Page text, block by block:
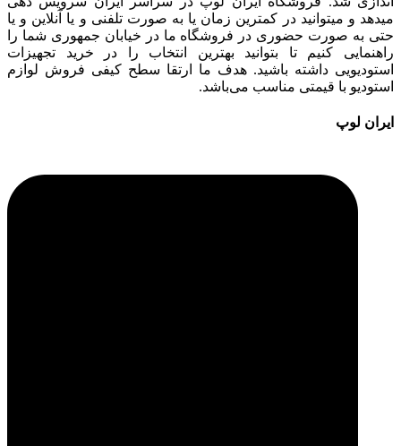
میدهد و میتوانید در کمترین زمان یا به صورت تلفنی و یا آنلاین و یا
حتی به صورت حضوری در فروشگاه ما در خیابان جمهوری شما را
راهنمایی کنیم تا بتوانید بهترین انتخاب را در خرید تجهیزات
استودیویی داشته باشید. هدف ما ارتقا سطح کیفی فروش لوازم
استودیو با قیمتی مناسب می‌باشد.
ایران لوپ